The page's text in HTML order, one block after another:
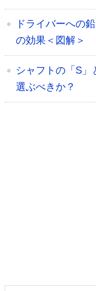
ドライバーへの
の効果＜図解＞
シャフトの「S
選ぶべきか？